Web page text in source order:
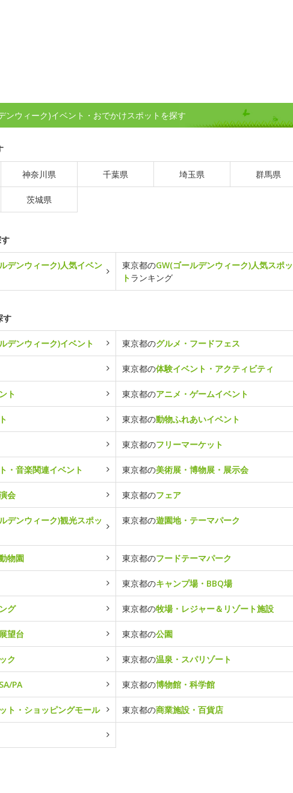
ンウィーク)イベント・おでかけスポットを探す
神奈川県 千葉県 埼玉県 群馬県
茨城県
デンウィーク)人気イベン
東京都のGW(ゴールデンウィーク)人気スポッ
トランキング
す
デンウィーク)イベント 東京都のグルメ・フードフェス
東京都の体験イベント・アクティビティ
ト 東京都のアニメ・ゲームイベント
東京都の動物ふれあいイベント
東京都のフリーマーケット
・音楽関連イベント 東京都の美術展・博物展・展示会
会 東京都のフェア
デンウィーク)観光スポッ
東京都の遊園地・テーマパーク
物園 東京都のフードテーマパーク
東京都のキャンプ場・BBQ場
グ 東京都の牧場・レジャー＆リゾート施設
望台 東京都の公園
ク 東京都の温泉・スパリゾート
PA 東京都の博物館・科学館
ト・ショッピングモール 東京都の商業施設・百貨店